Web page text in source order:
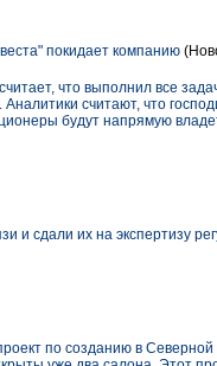
покидает компанию
что выполнил все
считают, что
будут напрямую
и сдали их на экспертизу
по созданию в